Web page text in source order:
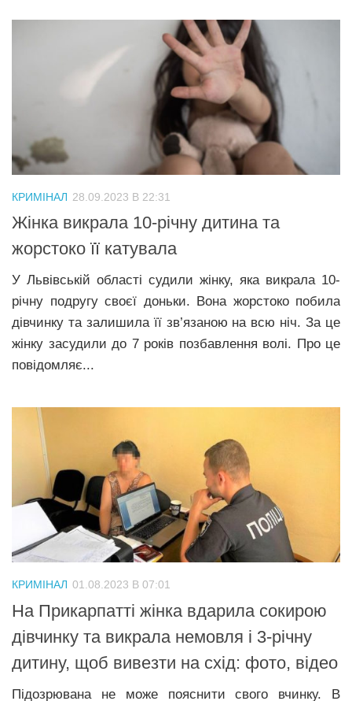
КРИМІНАЛ 28.09.2023 В 22:31
Жінка викрала 10-річну дитина та
жорстоко її катувала
У Львівській області судили жінку, яка викрала 10-
річну подругу своєї доньки. Вона жорстоко побила
дівчинку та залишила її зв’язаною на всю ніч. За це
жінку засудили до 7 років позбавлення волі. Про це
повідомляє...
КРИМІНАЛ 01.08.2023 В 07:01
На Прикарпатті жінка вдарила сокирою
дівчинку та викрала немовля і 3-річну
дитину, щоб вивезти на схід: фото, відео
Підозрювана не може пояснити свого вчинку. В